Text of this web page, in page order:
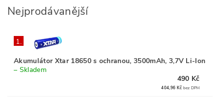
Nejprodávanější
1.
Akumulátor Xtar 18650 s ochranou, 3500mAh, 3,7V Li-Ion
– Skladem
490 Kč
404,96 Kč bez DPH